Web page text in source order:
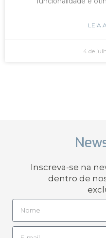
LEIA
4 de
Inscreva-se na
dentro de